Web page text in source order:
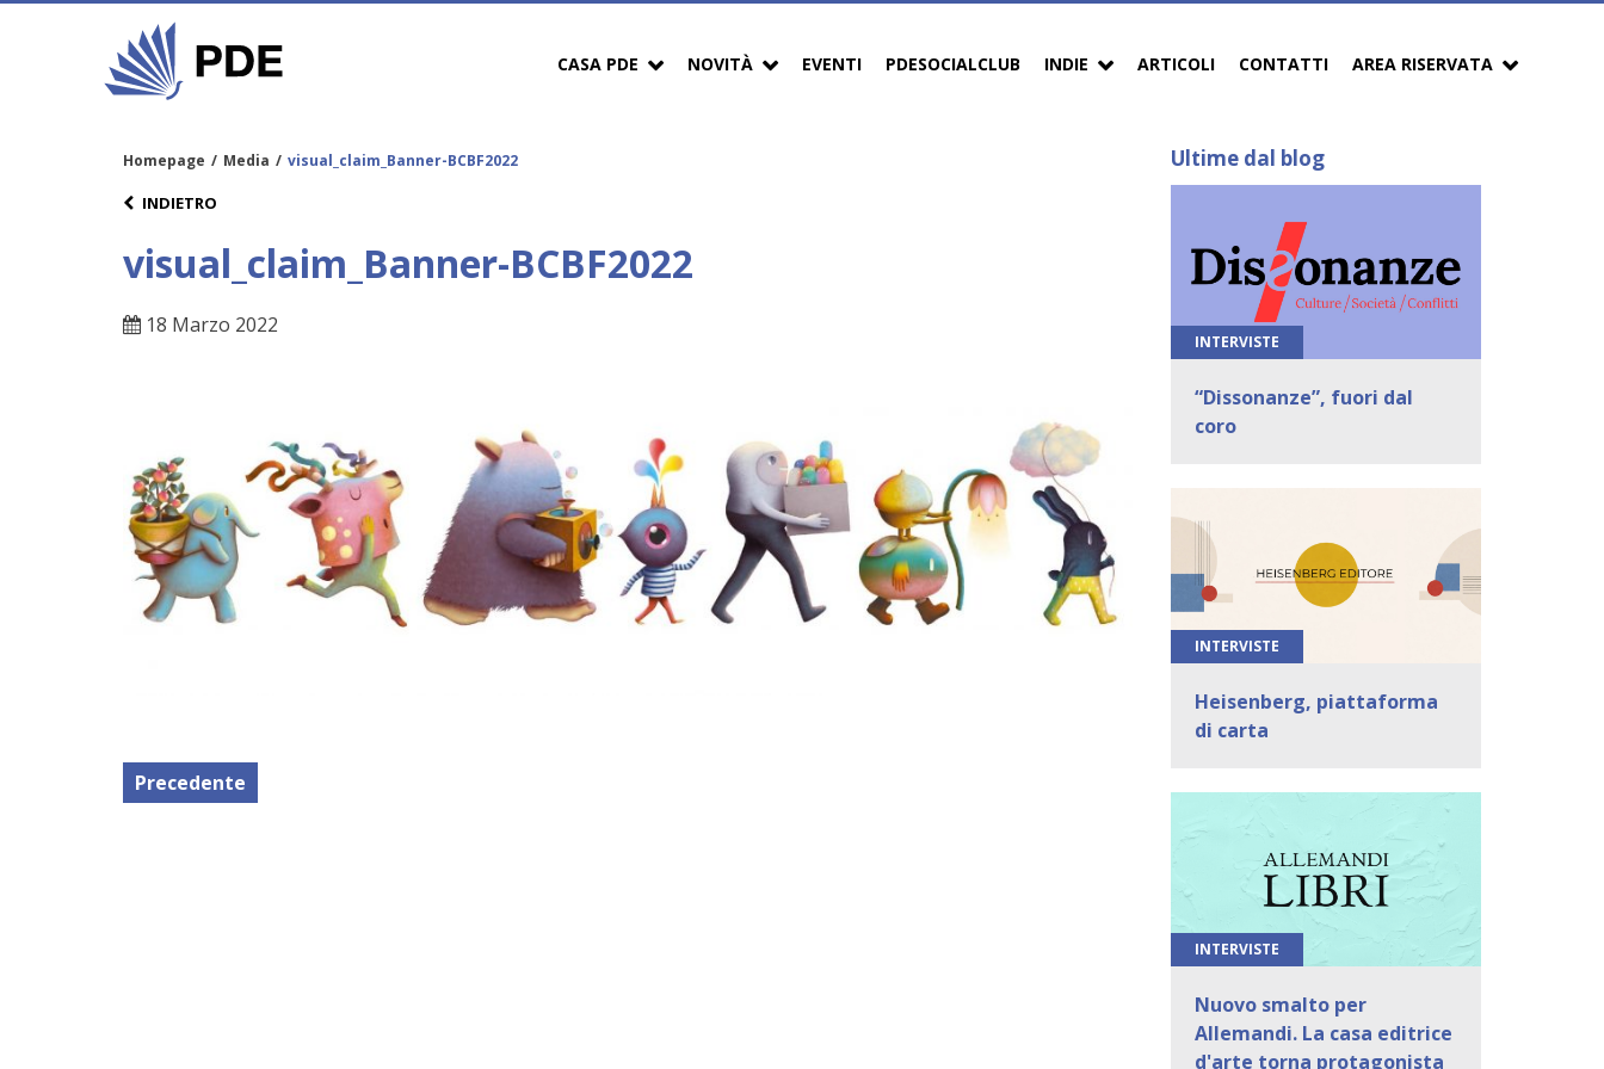
CASA PDE NOVITÀ EVENTI PDESOCIALCLUB INDIE ARTICOLI CONTATTI AREA RISERVATA
Homepage / Media / visual_claim_Banner-BCBF2022
INDIETRO
visual_claim_Banner-BCBF2022
18 Marzo 2022
Precedente
Ultime dal blog
INTERVISTE
“Dissonanze”, fuori dal
coro
INTERVISTE
Heisenberg, piattaforma
di carta
INTERVISTE
Nuovo smalto per
Allemandi. La casa editrice
d'arte torna protagonista